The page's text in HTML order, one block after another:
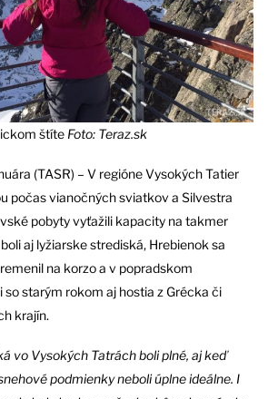
štíte Foto: Teraz.sk
(TASR) – V regióne Vysokých Tatier
počas vianočných sviatkov a Silvestra
pobyty vyťažili kapacity na takmer
aj lyžiarske strediská, Hrebienok sa
na korzo a v popradskom
so starým rokom aj hostia z Grécka či
krajín.
vo Vysokých Tatrách boli plné, aj keď
podmienky neboli úplne ideálne. I